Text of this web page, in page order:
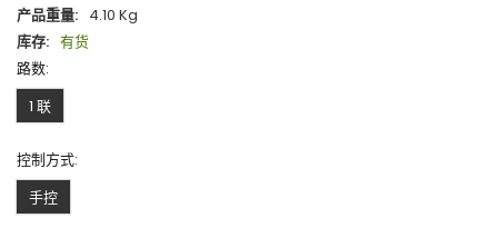
产品重量: 4.10 Kg
库存: 有货
路数:
1 联
控制方式:
手控